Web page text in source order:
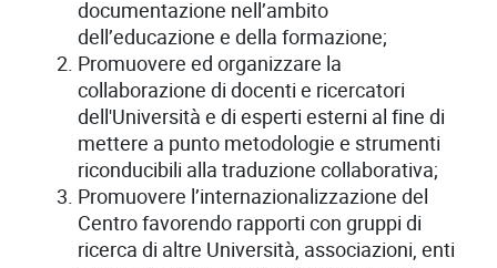
documentazione nell’ambito
dell’educazione e della formazione;
Promuovere ed organizzare la
collaborazione di docenti e ricercatori
dell'Università e di esperti esterni al fine di
mettere a punto metodologie e strumenti
riconducibili alla traduzione collaborativa;
Promuovere l’internazionalizzazione del
Centro favorendo rapporti con gruppi di
ricerca di altre Università, associazioni, enti